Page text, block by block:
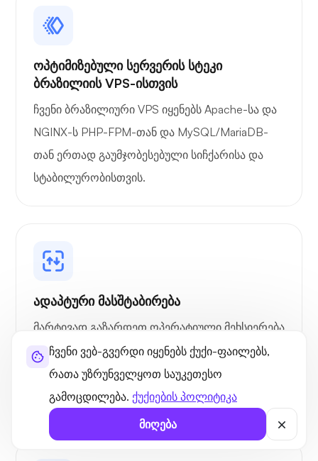
ჩვენი ვებ-გვერდი იყენებს ქუქი-ფაილებს,
რათა უზრუნველყოთ საუკეთესო
გამოცდილება. ქუქიების პოლიტიკა
მიღება
ოპტიმიზებული სერვერის სტეკი
ბრაზილიის VPS-ისთვის
ჩვენი ბრაზილიური VPS იყენებს Apache-სა და
NGINX-ს PHP-FPM-თან და MySQL/MariaDB-
თან ერთად გაუმჯობესებული სიჩქარისა და
სტაბილურობისთვის.
ადაპტური მასშტაბირება
მარტივად გაზარდეთ ოპერატიული მეხსიერება
1 გბ-დან ზემოთ თქვენს ბრაზილიურ VPS-ზე
ჩვენი ინტუიციური მართვის პანელის
საშუალებით.